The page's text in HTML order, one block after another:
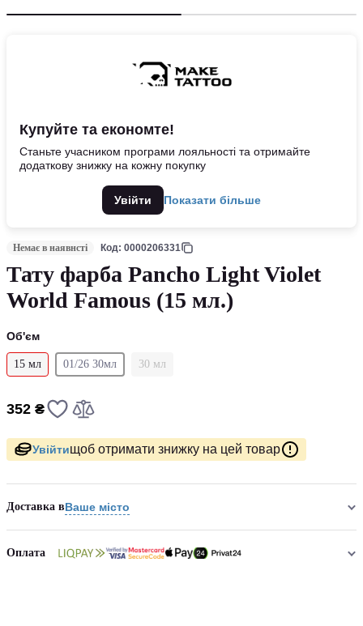
Купуйте та економте!
Станьте учасником програми лояльності та отримайте
додаткову знижку на кожну покупку
Увійти Показати більше
Немає в наявнсті Код: 0000206331
Тату фарба Pancho Light Violet
World Famous (15 мл.)
Об'єм
15 мл 01/26 30мл 30 мл
352 ₴
Увійтищоб отримати знижку на цей товар
Доставка вВаше місто
Оплата